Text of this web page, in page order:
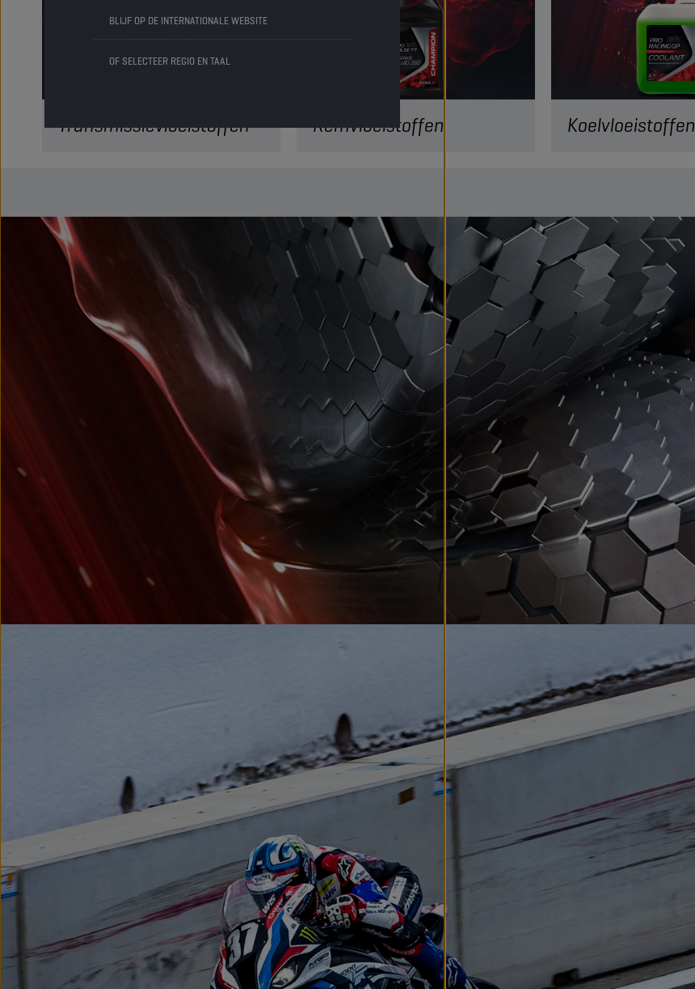
BLIJF OP DE INTERNATIONALE WEBSITE
OF SELECTEER REGIO EN TAAL
Transmissievloeistoffen
Champion’s transmissievloeistoffen!
VERDER LEZEN
Remvloeistoffen
VERDER LEZEN
Koelvloeistoffen
VERDER LEZEN